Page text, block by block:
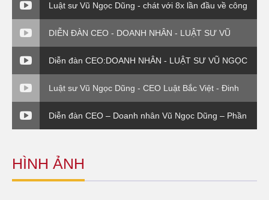
Luật sư Vũ Ngọc Dũng - chát với 8x lần đầu về công
ty Bắc Việt Luật ( VTC0
DIỄN ĐÀN CEO - DOANH NHÂN - LUẬT SƯ VŨ
NGỌC DŨNG - PHẦN 4
Diễn đàn CEO:DOANH NHÂN - LUẬT SƯ VŨ NGỌC
DŨNG - PHẦN VI
Luật sư Vũ Ngọc Dũng - CEO Luật Bắc Việt - Đinh
giá thương hiệu
Diễn đàn CEO – Doanh nhân Vũ Ngọc Dũng – Phần
4
HÌNH ẢNH